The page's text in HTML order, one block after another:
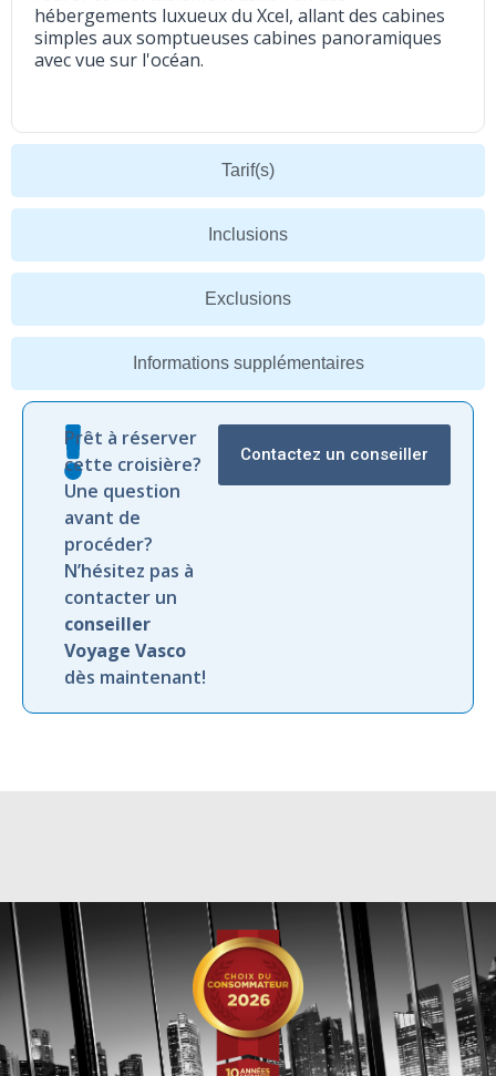
Tarif(s)
Inclusions
Exclusions
Informations supplémentaires
hébergements luxueux du Xcel, allant des cabines
simples aux somptueuses cabines panoramiques
avec vue sur l'océan.
Prêt à réserver
cette croisière?
Une question
avant de
procéder?
N’hésitez pas à
contacter un
conseiller
Voyage Vasco
dès maintenant!
Contactez un conseiller